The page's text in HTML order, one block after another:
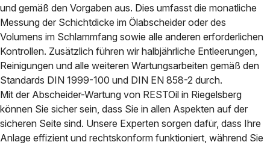
und gemäß den Vorgaben aus. Dies umfasst die monatliche
Messung der Schichtdicke im Ölabscheider oder des
Volumens im Schlammfang sowie alle anderen erforderlichen
Kontrollen. Zusätzlich führen wir halbjährliche Entleerungen,
Reinigungen und alle weiteren Wartungsarbeiten gemäß den
Standards DIN 1999-100 und DIN EN 858-2 durch.
Mit der Abscheider-Wartung von RESTOil in Riegelsberg
können Sie sicher sein, dass Sie in allen Aspekten auf der
sicheren Seite sind. Unsere Experten sorgen dafür, dass Ihre
Anlage effizient und rechtskonform funktioniert, während Sie